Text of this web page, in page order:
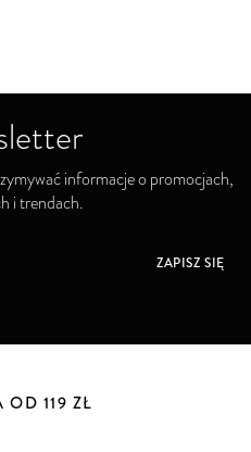
informacje o promocjach,
i trendach.
ZAPISZ SIĘ
119 ZŁ